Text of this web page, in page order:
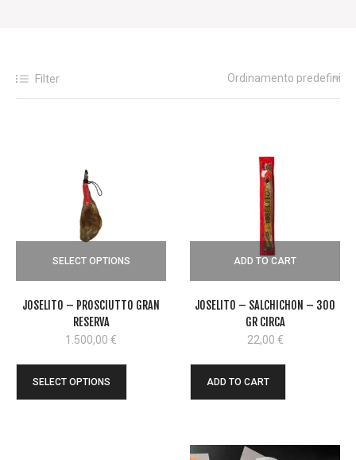
Filter
SELECT OPTIONS
JOSELITO – PROSCIUTTO GRAN
RESERVA
1.500,00 €
SELECT OPTIONS
ADD TO CART
JOSELITO – SALCHICHON – 300
GR CIRCA
22,00 €
ADD TO CART